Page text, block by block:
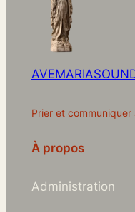
Prier et
À propos
Administration